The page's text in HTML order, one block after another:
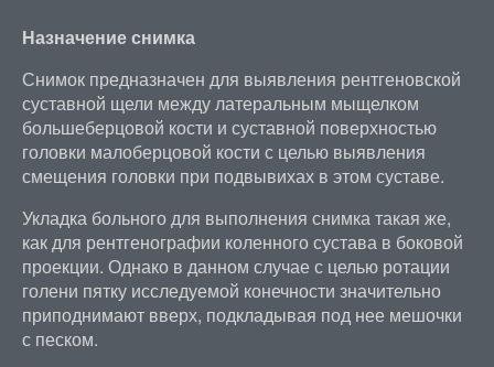
Назначение снимка
Снимок предназначен для выявления рентгеновской
суставной щели между латеральным мыщелком
большеберцовой кости и суставной поверхностью
головки малоберцовой кости с целью выявления
смещения головки при подвывихах в этом суставе.
Укладка больного для выполнения снимка такая же,
как для рентгенографии коленного сустава в боковой
проекции. Однако в данном случае с целью ротации
голени пятку исследуемой конечности значительно
приподнимают вверх, подкладывая под нее мешочки
с песком.